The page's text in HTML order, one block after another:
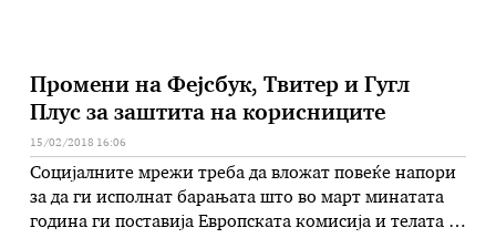
Промени на Фејсбук, Твитер и Гугл
Плус за заштита на корисниците
15/02/2018 16:06
Социјалните мрежи треба да вложат повеќе напори
за да ги исполнат барањата што во март минатата
година ги поставија Европската комисија и телата за